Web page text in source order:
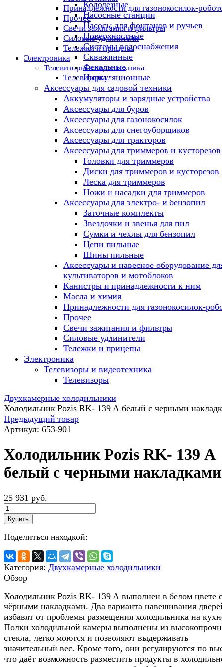
Принадлежности для газонокосилок-
Прочее
Свечи зажигания и фильтры
Силовые удлинители
Тележки и прицепы
Электроника
Телевизоры и видеотехника
Телевизоры
Колодезные
Насосные станции
Насосы для фонтанов и ручьев
Поверхностные
Системы водоснабжения
Скважинные
Фекальные
Циркуляционные
Аксессуары для садовой техники
Аккумуляторы и зарядные устройства
Аксессуары для буров
Аксессуары для газонокосилок
Аксессуары для снегоуборщиков
Аксессуары для тракторов
Аксессуары для триммеров и кусторезов
Головки для триммеров
Диски для триммеров и кусторезов
Леска для триммеров
Ножи и насадки для триммеров
Аксессуары для электро- и бензопил
Заточные комплекты
Звездочки и звенья для пил
Сумки и чехлы для бензопил
Цепи пильные
Шины пильные
Аксессуары и навесное оборудование
культиваторов и мотоблоков
Канистры и принадлежности к ним
Масла и химия
Принадлежности для газонокосилок-
Прочее
Свечи зажигания и фильтры
Силовые удлинители
Тележки и прицепы
Электроника
Телевизоры и видеотехника
Телевизоры
Двухкамерные холодильники
Холодильник Pozis RK- 139 А белый с черными
Предыдущий товар
Артикул: 653-901
Холодильник Pozis RK- 139 А
белый с черными накладками
25 931 руб.
Купить
Поделиться находкой:
Категория: Двухкамерные холодильники
Обзор
Холодильник Pozis RK- 139 А выполнен в белом цвете с
чёрными накладками. Два варианта навешивания
избавят от проблемы размещения холодильника на
Полки холодильной камеры выполнены из
стекла, легко моются и позволяют выдерживать
значительный вес. Кроме того, они регулируются по
что даёт возможность разместить продукты в